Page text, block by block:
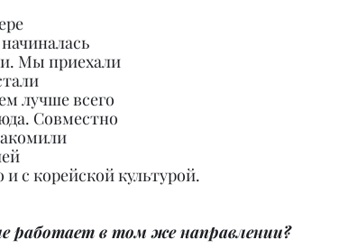
Мы приехали
лучше всего
Совместно
с корейской культурой.
работает в том же направлении?